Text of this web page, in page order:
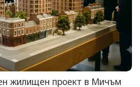
жилищен проект в Мичъм